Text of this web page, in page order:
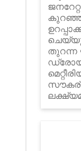
കുറഞ്ഞ
തുറന്ന